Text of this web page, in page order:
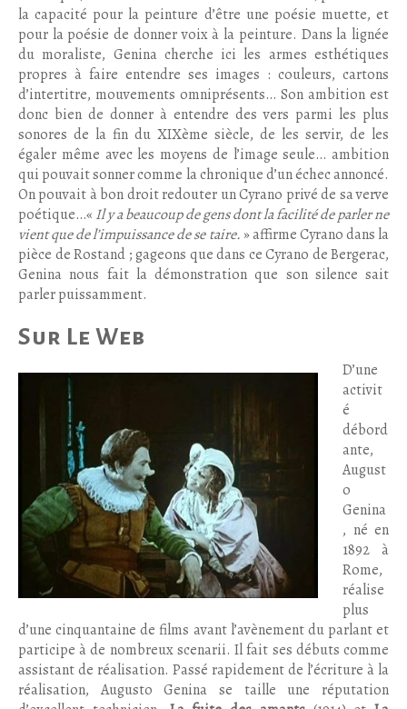
la capacité pour la peinture d’être une poésie muette, et
pour la poésie de donner voix à la peinture. Dans la lignée
du moraliste, Genina cherche ici les armes esthétiques
propres à faire entendre ses images : couleurs, cartons
d’intertitre, mouvements omniprésents… Son ambition est
donc bien de donner à entendre des vers parmi les plus
sonores de la fin du XIXème siècle, de les servir, de les
égaler même avec les moyens de l’image seule… ambition
qui pouvait sonner comme la chronique d’un échec annoncé.
On pouvait à bon droit redouter un Cyrano privé de sa verve
poétique…« Il y a beaucoup de gens dont la facilité de parler ne
vient que de l’impuissance de se taire.» affirme Cyrano dans la
pièce de Rostand ; gageons que dans ce Cyrano de Bergerac,
Genina nous fait la démonstration que son silence sait
parler puissamment.
Sur Le Web
D’une
activit
é
débord
ante,
August
o
Genina
, né en
1892 à
Rome,
réalise
plus
d’une cinquantaine de films avant l’avènement du parlant et
participe à de nombreux scenarii. Il fait ses débuts comme
assistant de réalisation. Passé rapidement de l’écriture à la
réalisation, Augusto Genina se taille une réputation